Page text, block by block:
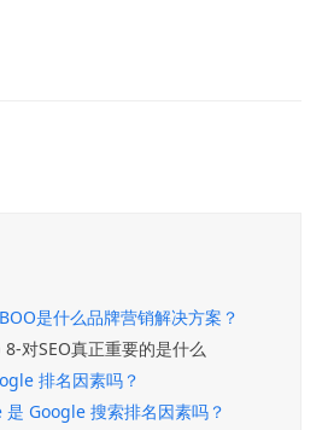
是什么品牌营销解决方案？
对SEO真正重要的是什么
排名因素吗？
Google 搜索排名因素吗？